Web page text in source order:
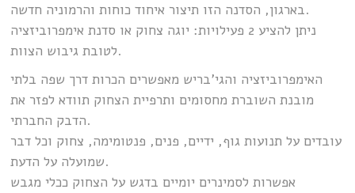
בארגון, הסדנה הזו תיצור איחוד כוחות והרמוניה חדשה.
ניתן להציע 2 פעילויות: יוגה צחוק או סדנת אימפרוביזציה
לטובת גיבוש הצוות.
האימפרוביזציה והגי’בריש מאפשרים הכרות דרך שפה בלתי
מובנת השוברת מחסומים ותרפיית הצחוק תוודא לפזר את
הדבק החברתי.
עובדים על תנועות גוף, ידיים, פנים, פנטומימה, צחוק וכל דבר
שמועלה על הדעת.
אפשרות לסמינרים יומיים בדגש על הצחוק ככלי מגבש